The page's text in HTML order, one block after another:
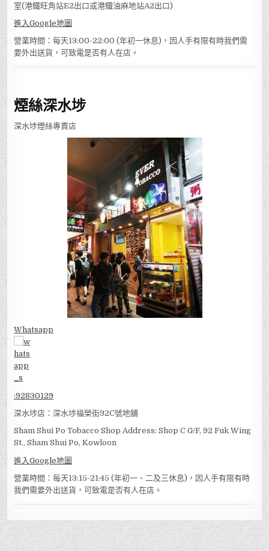
室(港鐵旺角站E2出口或港鐵油麻地站A2出口)
進入Google地圖
營業時間：每天13:00-22:00 (年初一休息)，因人手有限有時我們需
要外出送貨，可致電是否有人在店。
煙絲深水埗
深水埗煙絲專賣店
Whatsapp
:92830129
深水埗店：深水埗福榮街92C號地舖
Sham Shui Po Tobacco Shop Address: Shop C G/F, 92 Fuk Wing
St., Sham Shui Po, Kowloon
進入Google地圖
營業時間：每天13:15-21:45 (年初一、二及三休息)，因人手有限有時
我們需要外出送貨，可致電是否有人在店。